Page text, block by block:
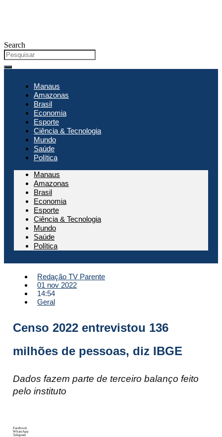
Search
Manaus
Amazonas
Brasil
Economia
Esporte
Ciência & Tecnologia
Mundo
Saúde
Política
Manaus
Amazonas
Brasil
Economia
Esporte
Ciência & Tecnologia
Mundo
Saúde
Política
Redação TV Parente
01 nov 2022
14:54
Geral
Censo 2022 entrevistou 136
milhões de pessoas, diz IBGE
Dados fazem parte de terceiro balanço feito
pelo instituto
Facebook
WhatsApp
Telegram